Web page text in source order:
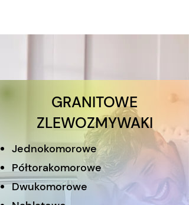
GRANITOWE
ZLEWOZMYWAKI
Jednokomorowe
Półtorakomorowe
Dwukomorowe